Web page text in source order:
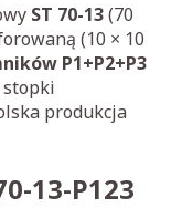
ST 70-13(70
(10 × 10
P1+P2+P3
stopki
produkcja
13-P123